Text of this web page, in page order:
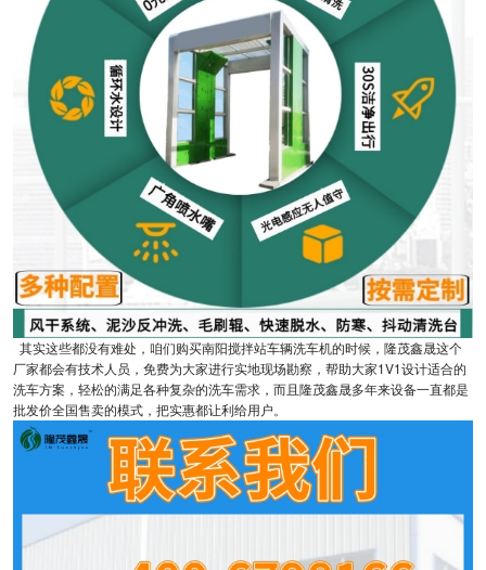
其实这些都没有难处，咱们购买南阳搅拌站车辆洗车机的时候，隆茂鑫晟这个
厂家都会有技术人员，免费为大家进行实地现场勘察，帮助大家1V1设计适合的
洗车方案，轻松的满足各种复杂的洗车需求，而且隆茂鑫晟多年来设备一直都是
批发价全国售卖的模式，把实惠都让利给用户。